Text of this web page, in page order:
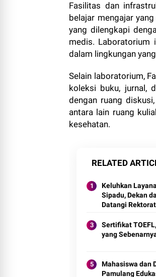
Fasilitas dan
belajar mengajar
yang dilengkapi
medis. Laboratorium
dalam lingkungan
Selain laboratorium,
koleksi buku, jurnal,
dengan ruang
antara lain ruang
kesehatan.
RELATED
Keluhkan
Sipadu, Dekan
Datangi
Sertifikat
yang
Mahasiswa dan
Pamulang